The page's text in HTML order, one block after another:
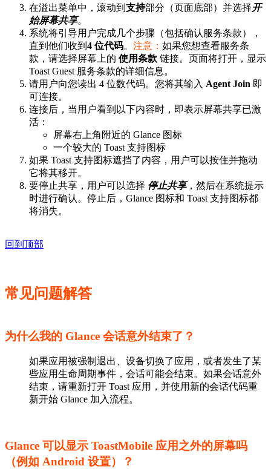
在溢出菜单中，滚动到 支持部分（页面底部）并选择开
始屏幕共享。
系统将引导用户完成几个步骤（包括确认服务条款），
直到他们收到 4 位代码。 注意： 如果您想查看服务条
款，请选择屏幕上的 使用条款 链接。页面将打开，显示
Toast Guest 服务条款的详细信息。
请用户向您读出 4 位数代码。您将其输入 Agent Join 即
可连接。
连接后，当用户看到以下内容时，即表示屏幕共享已激
活：
屏幕右上角附近的 Glance 图标
一个较大的 Toast 支持图标
如果 Toast 支持图标遮挡了内容，用户可以按住并拖动
它将其移开。
要停止共享，用户可以选择 停止共享，然后在系统提示
时进行确认。停止后，Glance 图标和 Toast 支持图标都
将消失。
回到顶部
常见问题解答
为什么我的 Glance 会话意外结束了？
如果应用被强制退出、设备切换了应用，或者发生了某
些应用生命周期事件，会话可能会结束。如果会话意外
结束，请重新打开 Toast 应用，并使用新的会话代码重
新开始 Glance 加入流程。
Glance 可以显示 ToastMobile 应用之外的屏幕吗
（例如 Android 设置）？